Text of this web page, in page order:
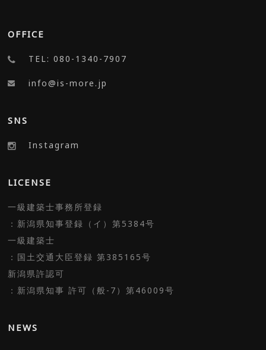
OFFICE
TEL: 080-1340-7907
info@is-more.jp
SNS
Instagram
LICENSE
一級建築士事務所登録
：新潟県知事登録（イ）第5384号
一級建築士
：国土交通大臣登録 第385165号
新潟県許認可
：新潟県知事 許可（般-7）第46009号
NEWS